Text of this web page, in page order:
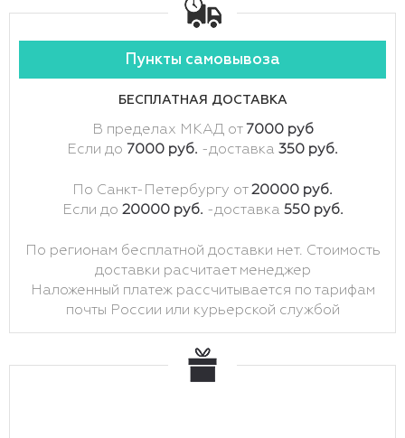
Пункты самовывоза
БЕСПЛАТНАЯ ДОСТАВКА
В пределах МКАД от 7000 руб
Если до 7000 руб. -доставка 350 руб.
По Санкт-Петербургу от20000 руб.
Если до 20000 руб. -доставка 550 руб.
По регионам бесплатной доставки нет. Стоимость
доставки расчитает менеджер
Наложенный платеж рассчитывается по тарифам
почты России или курьерской службой